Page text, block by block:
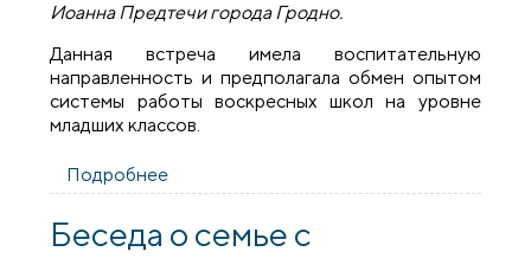
Иоанна Предтечи города Гродно.
Данная встреча имела воспитательную
направленность и предполагала обмен опытом
системы работы воскресных школ на уровне
младших классов.
Подробнее
агрогородка Обухово посетили приход
Беседа о семье с